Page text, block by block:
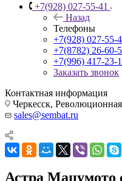
+7(928) 027-55-41
Назад
Телефоны
+7(928) 027-55-
+7(8782) 26-60-
+7(996) 417-23-
Заказать звонок
Контактная информация
Черкесск,
sales@sembat.ru
Астра Мацумото